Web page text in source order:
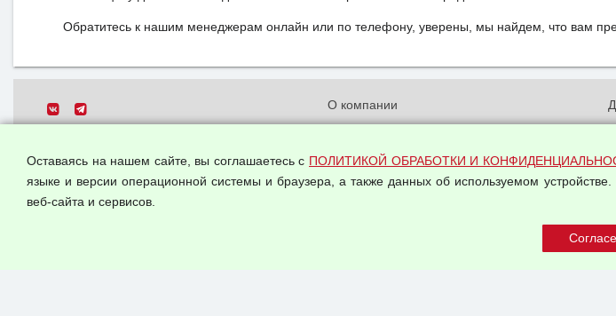
Обратитесь к нашим менеджерам онлайн или по телефону, уверены, мы найдем, что вам
Все права защищены.
О компании
данных
Оставаясь на нашем сайте, вы соглашаетесь с ПОЛИТИКОЙ ОБРАБОТКИ И
языке и версии операционной системы и браузера, а также данных об используемом
веб-сайта и сервисов.